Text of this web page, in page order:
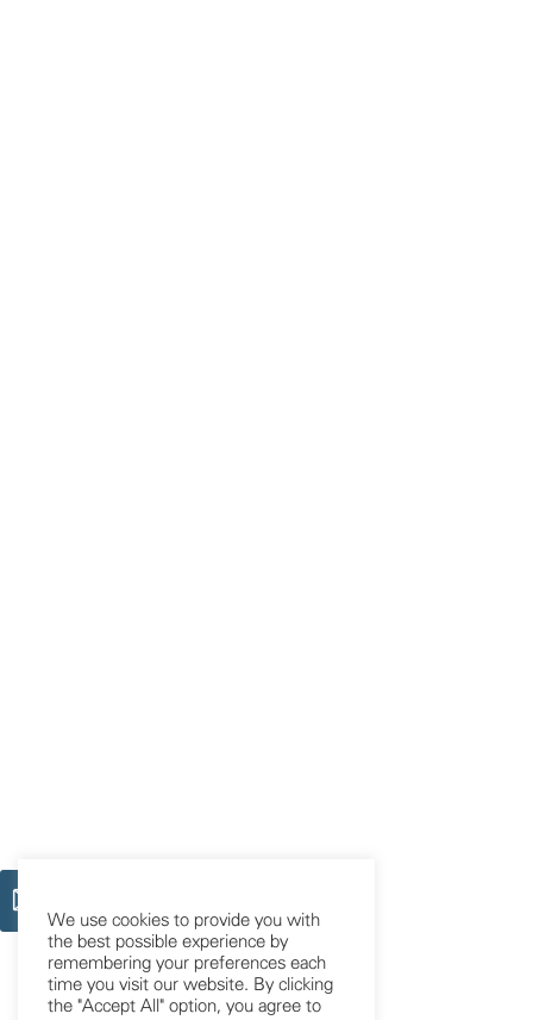
We use cookies to provide you with
the best possible experience by
remembering your preferences each
time you visit our website. By clicking
the "Accept All" option, you agree to